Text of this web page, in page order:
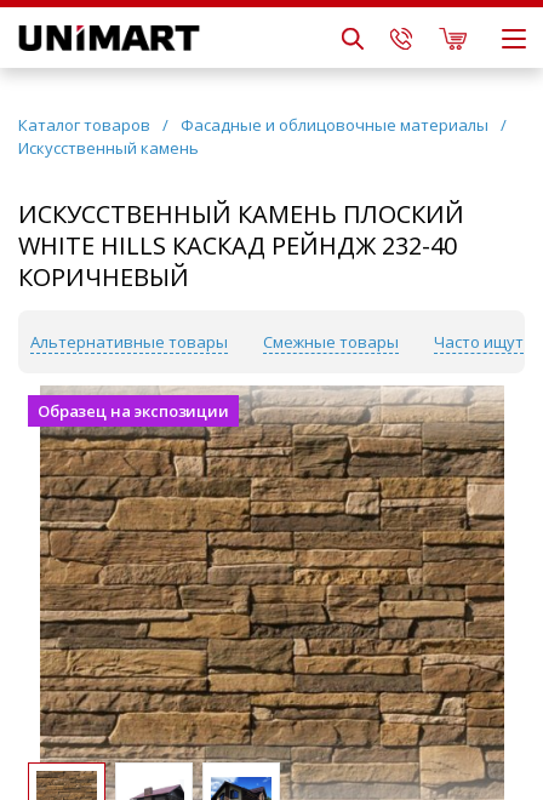
Каталог товаров / Фасадные и облицовочные материалы
/
Искусственный камень
ИСКУССТВЕННЫЙ КАМЕНЬ ПЛОСКИЙ
WHITE HILLS КАСКАД РЕЙНДЖ 232-40
КОРИЧНЕВЫЙ
Альтернативные товары Смежные товары Часто ищут
Образец на экспозиции